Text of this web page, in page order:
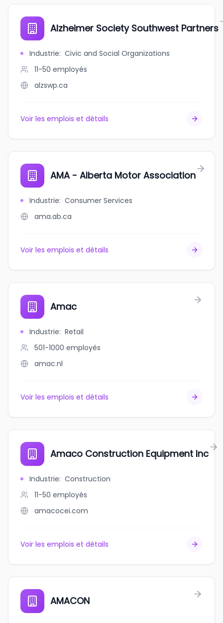
Alzheimer Society Southwest Partners
Industrie: Civic and Social Organizations
11-50 employés
alzswp.ca
Voir les emplois et détails
AMA - Alberta Motor Association
Industrie: Consumer Services
ama.ab.ca
Voir les emplois et détails
Amac
Industrie: Retail
501-1000 employés
amac.nl
Voir les emplois et détails
Amaco Construction Equipment Inc
Industrie: Construction
11-50 employés
amacocei.com
Voir les emplois et détails
AMACON